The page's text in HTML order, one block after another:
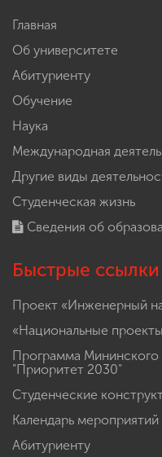
Главная
Об университете
Абитуриенту
Обучение
Наука
Международная
Другие виды
Студенческая жизнь
Сведения об
Быстрые ссылки
Проект «Инженерный
«Национальные
Программа Мининского
"Приоритет 2030"
Студенческие
Календарь мероприятий
Абитуриенту